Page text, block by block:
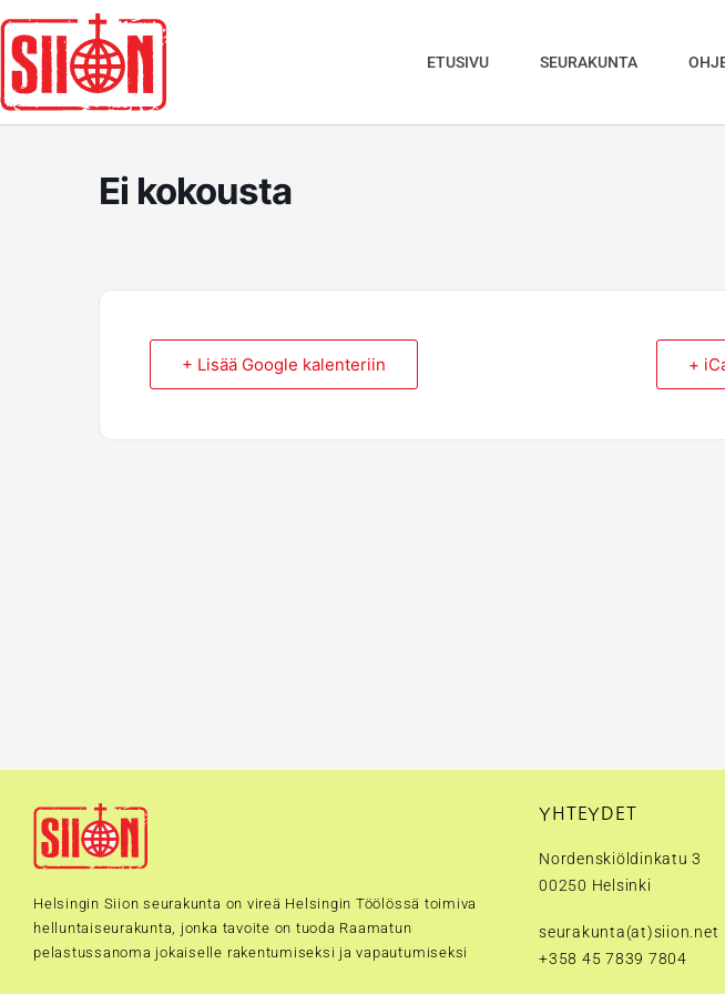
sisältöön
ETUSIVU SEURAKUNTA
Ei kokousta
+ Lisää Google kalenteriin +
Helsingin Siion seurakunta on vireä Helsingin Töölössä toimiva
helluntaiseurakunta, jonka tavoite on tuoda Raamatun
pelastussanoma jokaiselle rakentumiseksi ja vapautumiseksi
YHTEYDET
Nordenskiöldinkatu 3
00250 Helsinki
seurakunta(at)siion.net
+358 45 7839 7804